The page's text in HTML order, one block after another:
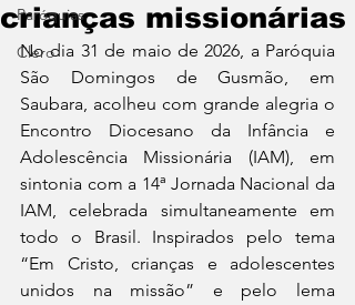
Paróquias
Clero
crianças missionárias
No dia 31 de maio de 2026, a Paróquia
São Domingos de Gusmão, em
Saubara, acolheu com grande alegria o
Encontro Diocesano da Infância e
Adolescência Missionária (IAM), em
sintonia com a 14ª Jornada Nacional da
IAM, celebrada simultaneamente em
todo o Brasil. Inspirados pelo tema
“Em Cristo, crianças e adolescentes
unidos na missão” e pelo lema